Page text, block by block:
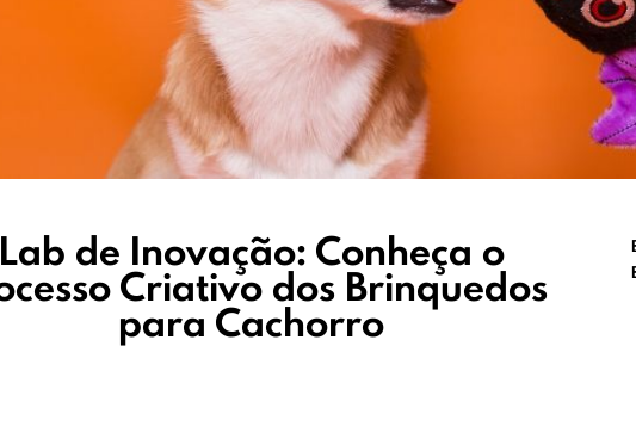
Lab de Inovação: Conheça o
Criativo dos Brinquedos
para Cachorro